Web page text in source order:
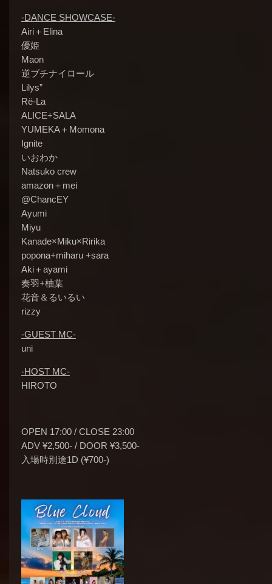
-DANCE SHOWCASE-
Airi＋Elina
優姫
Maon
逆ブチナイロール
Lilys”
Rë-La
ALICE+SALA
YUMEKA＋Momona
Ignite
いおわか
Natsuko crew
amazon＋mei
@ChancEY
Ayumi
Miyu
Kanade×Miku×Ririka
popona+miharu +sara
Aki＋ayami
奏羽+柚葉
花音＆るいるい
rizzy
-GUEST MC-
uni
-HOST MC-
HIROTO
OPEN 17:00 / CLOSE 23:00
ADV ¥2,500- / DOOR ¥3,500-
入場時別途1D (¥700-)